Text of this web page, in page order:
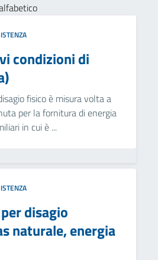
condizioni di
fisico è misura volta a
per la fornitura di energia
in cui è ...
disagio
naturale, energia